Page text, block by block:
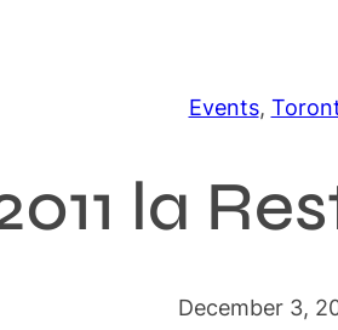
Events,
la
December 3,